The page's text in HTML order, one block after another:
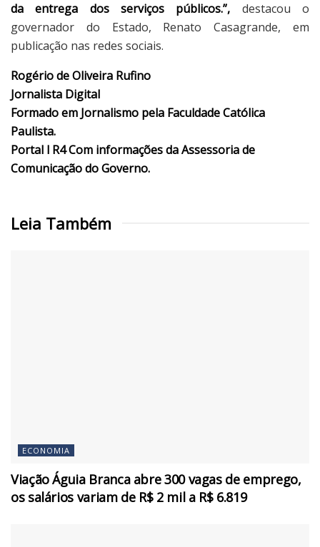
da entrega dos serviços públicos.”, destacou o
governador do Estado, Renato Casagrande, em
publicação nas redes sociais.
Rogério de Oliveira Rufino
Jornalista Digital
Formado em Jornalismo pela Faculdade Católica
Paulista.
Portal l R4 Com informações da Assessoria de
Comunicação do Governo.
Leia Também
ECONOMIA
Viação Águia Branca abre 300 vagas de emprego,
os salários variam de R$ 2 mil a R$ 6.819